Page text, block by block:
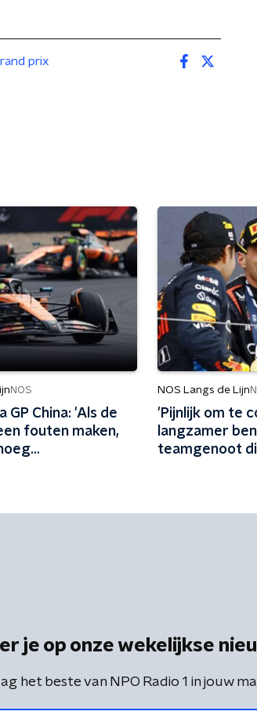
prix
NOS
GP China: 'Als de
fouten maken,
NOS Langs de Lijn
'Pijnlijk om te
langzamer
teamgenoot
je op onze wekelijkse
het beste van NPO Radio 1 in jouw